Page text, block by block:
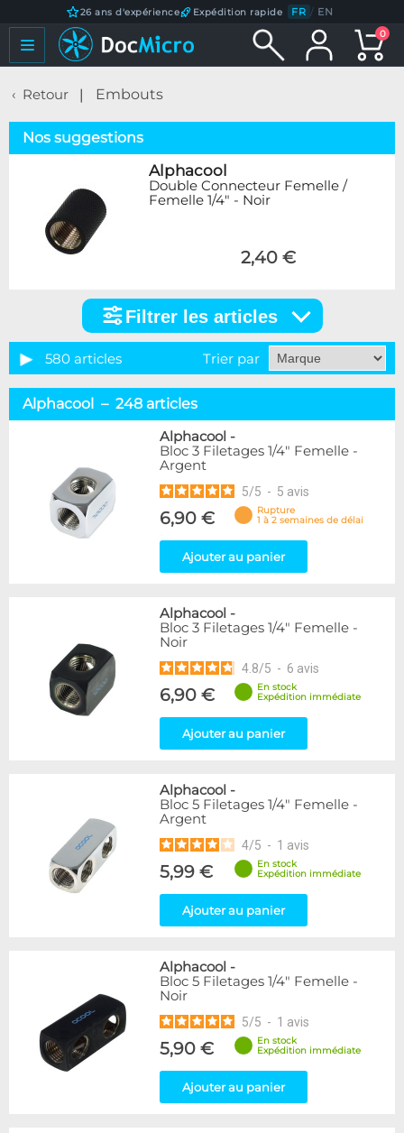
26 ans d'expérience Expédition rapide FR / EN
0
Retour Embouts
Nos suggestions
Alphacool
Double Connecteur Femelle /
Femelle 1/4" - Noir
2,40 €
articles
Catégorie
Embouts tuyaux souples
Embouts tubes rigides
110
18
Adaptateurs
338
Marque
Alphacool
52
55
10
142
KooLance
Monsoon
9
Nanoxia
PrimoChill
9
31
216
236
Plexi
2
Couleur
36
1
Violet
4
Couleur
Filtrer les articles
580 articles Trier par
Alphacool – 248 articles
Alphacool -
Bloc 3 Filetages 1/4" Femelle -
Argent
5/5 - 5 avis
6,90 €
Rupture
1 à 2 semaines de délai
Ajouter au panier
Alphacool -
Bloc 3 Filetages 1/4" Femelle -
Noir
4.8/5 - 6 avis
6,90 €
En stock
Expédition immédiate
Ajouter au panier
Alphacool -
Bloc 5 Filetages 1/4" Femelle -
Argent
4/5 - 1 avis
5,99 €
En stock
Expédition immédiate
Ajouter au panier
Alphacool -
Bloc 5 Filetages 1/4" Femelle -
Noir
5/5 - 1 avis
5,90 €
En stock
Expédition immédiate
Ajouter au panier